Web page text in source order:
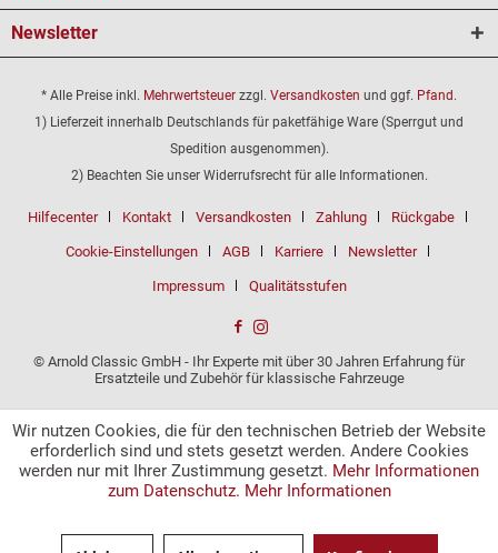
Newsletter
* Alle Preise inkl. Mehrwertsteuer zzgl. Versandkosten und ggf. Pfand.
1) Lieferzeit innerhalb Deutschlands für paketfähige Ware (Sperrgut und
Spedition ausgenommen).
2) Beachten Sie unser Widerrufsrecht für alle Informationen.
Hilfecenter Kontakt Versandkosten Zahlung Rückgabe
Cookie-Einstellungen AGB Karriere Newsletter
Impressum Qualitätsstufen
© Arnold Classic GmbH - Ihr Experte mit über 30 Jahren Erfahrung für
Ersatzteile und Zubehör für klassische Fahrzeuge
Wir nutzen Cookies, die für den technischen Betrieb der Website
erforderlich sind und stets gesetzt werden. Andere Cookies
werden nur mit Ihrer Zustimmung gesetzt. Mehr Informationen
zum Datenschutz. Mehr Informationen